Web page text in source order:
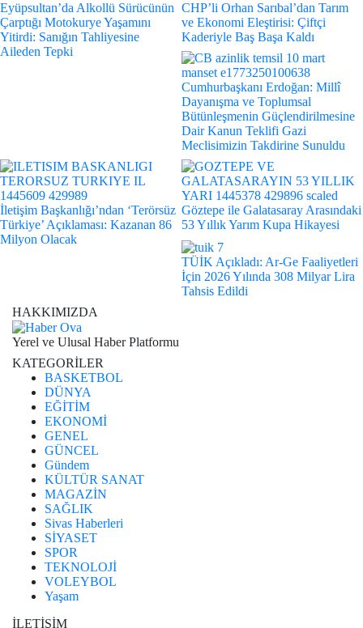
Eyüpsultan’da Alkollü Sürücünün
Çarptığı Motokurye Yaşamını
Yitirdi: Sanığın Tahliyesine
Aileden Tepki
CHP’li Orhan Sarıbal’dan Tarım
ve Ekonomi Eleştirisi: Çiftçi
Kaderiyle Baş Başa Kaldı
Cumhurbaşkanı Erdoğan: Millî
Dayanışma ve Toplumsal
Bütünleşmenin Güçlendirilmesine
Dair Kanun Teklifi Gazi
Meclisimizin Takdirine Sunuldu
İletişim Başkanlığı’ndan ‘Terörsüz
Türkiye’ Açıklaması: Kazanan 86
Milyon Olacak
Göztepe ile Galatasaray Arasındaki
53 Yıllık Yarım Kupa Hikayesi
TÜİK Açıkladı: Ar-Ge Faaliyetleri
İçin 2026 Yılında 308 Milyar Lira
Tahsis Edildi
HAKKIMIZDA
Yerel ve Ulusal Haber Platformu
KATEGORİLER
BASKETBOL
DÜNYA
EĞİTİM
EKONOMİ
GENEL
GÜNCEL
Gündem
KÜLTÜR SANAT
MAGAZİN
SAĞLIK
Sivas Haberleri
SİYASET
SPOR
TEKNOLOJİ
VOLEYBOL
Yaşam
İLETİŞİM